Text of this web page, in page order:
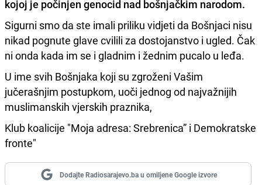
kojoj je počinjen genocid nad bošnjačkim narodom.
Sigurni smo da ste imali priliku vidjeti da Bošnjaci nisu
nikad pognute glave cvilili za dostojanstvo i ugled. Čak
ni onda kada im se i gladnim i žednim pucalo u leđa.
U ime svih Bošnjaka koji su zgroženi Vašim
jučerašnjim postupkom, uoči jednog od najvažnijih
muslimanskih vjerskih praznika,
Klub koalicije "Moja adresa: Srebrenica” i Demokratske
fronte"
Dodajte Radiosarajevo.ba u omiljene Google izvore